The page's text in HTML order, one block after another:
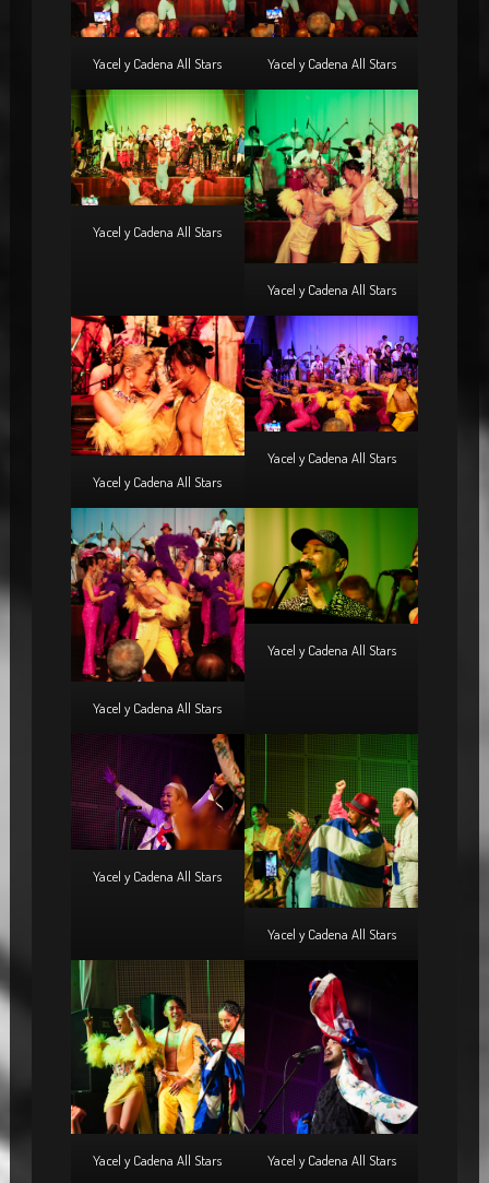
Yacel y Cadena All Stars Yacel y Cadena All Stars
Yacel y Cadena All Stars
Yacel y Cadena All Stars
Yacel y Cadena All Stars
Yacel y Cadena All Stars
Yacel y Cadena All Stars
Yacel y Cadena All Stars
Yacel y Cadena All Stars
Yacel y Cadena All Stars
Yacel y Cadena All Stars Yacel y Cadena All Stars